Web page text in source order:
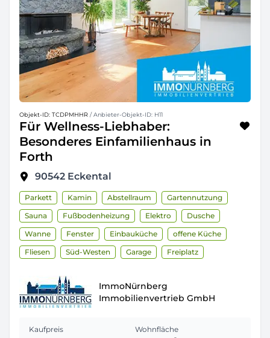
Objekt-ID: TCDPMHHR / Anbieter-Objekt-ID: H11
Für Wellness-Liebhaber:
Besonderes Einfamilienhaus in
Forth
90542 Eckental
Parkett Kamin Abstellraum
Gartennutzung
Sauna
Fußbodenheizung Elektro
Dusche
Wanne
Fenster Einbauküche
offene Küche
Fliesen
Süd-Westen Garage Freiplatz
ImmoNürnberg
Immobilienvertrieb GmbH
Kaufpreis Wohnfläche